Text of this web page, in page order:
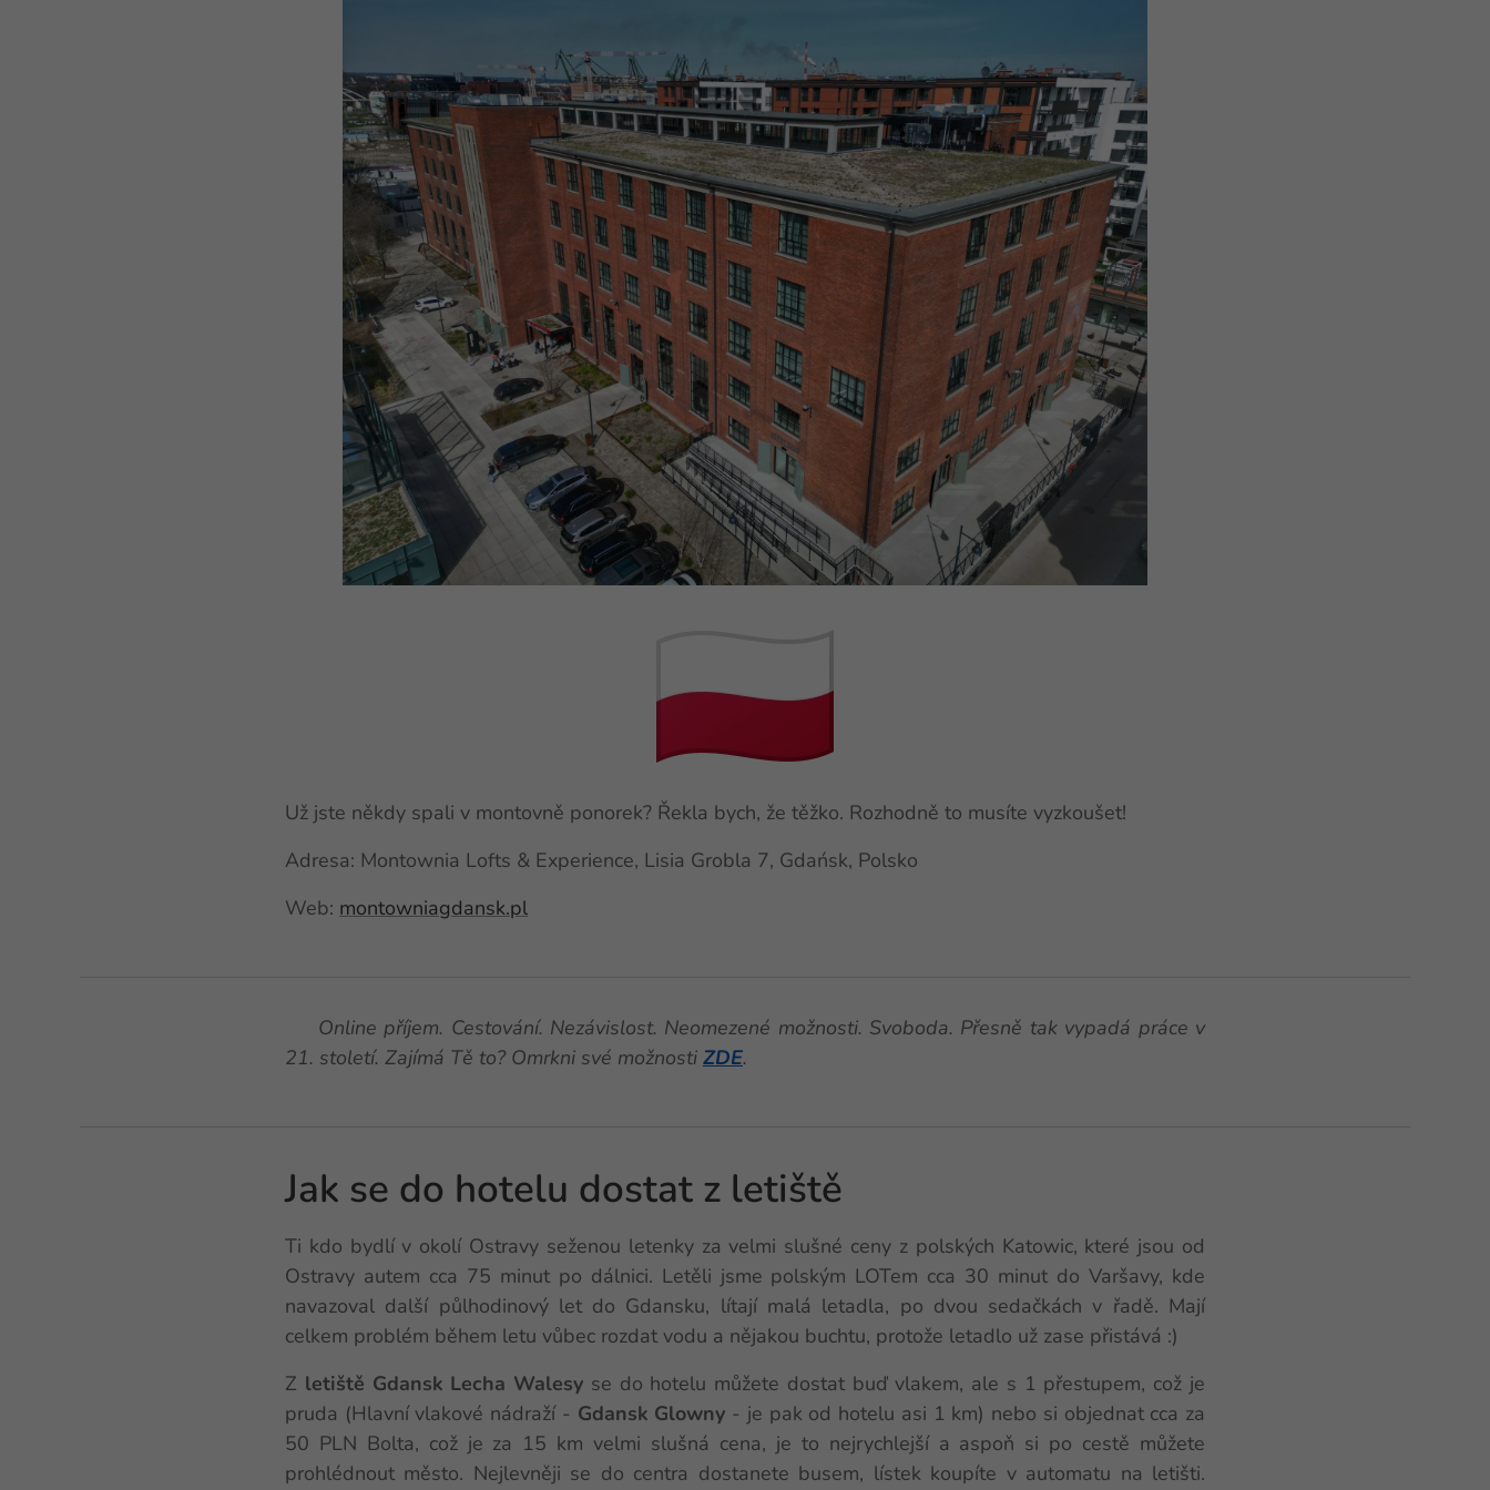
Už jste někdy spali v montovně ponorek? Řekla bych, že těžko. Rozhodně to musíte vyzkoušet!
Adresa: Montownia Lofts & Experience, Lisia Grobla 7, Gdańsk, Polsko
Web: montowniagdansk.pl
🚀 Online příjem. Cestování. Nezávislost. Neomezené možnosti. Svoboda. Přesně tak vypadá práce v
21. století. Zajímá Tě to? Omrkni své možnosti ZDE.
Jak se do hotelu dostat z letiště
Ti kdo bydlí v okolí Ostravy seženou letenky za velmi slušné ceny z polských Katowic, které jsou od
Ostravy autem cca 75 minut po dálnici. Letěli jsme polským LOTem cca 30 minut do Varšavy, kde
navazoval další půlhodinový let do Gdansku, lítají malá letadla, po dvou sedačkách v řadě. Mají
celkem problém během letu vůbec rozdat vodu a nějakou buchtu, protože letadlo už zase přistává :)
Z letiště Gdansk Lecha Walesy se do hotelu můžete dostat buď vlakem, ale s 1 přestupem, což je
pruda (Hlavní vlakové nádraží - Gdansk Glowny - je pak od hotelu asi 1 km) nebo si objednat cca za
50 PLN Bolta, což je za 15 km velmi slušná cena, je to nejrychlejší a aspoň si po cestě můžete
prohlédnout město. Nejlevněji se do centra dostanete busem, lístek koupíte v automatu na letišti.